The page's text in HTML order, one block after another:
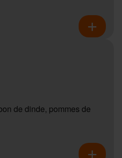
de dinde, pommes de